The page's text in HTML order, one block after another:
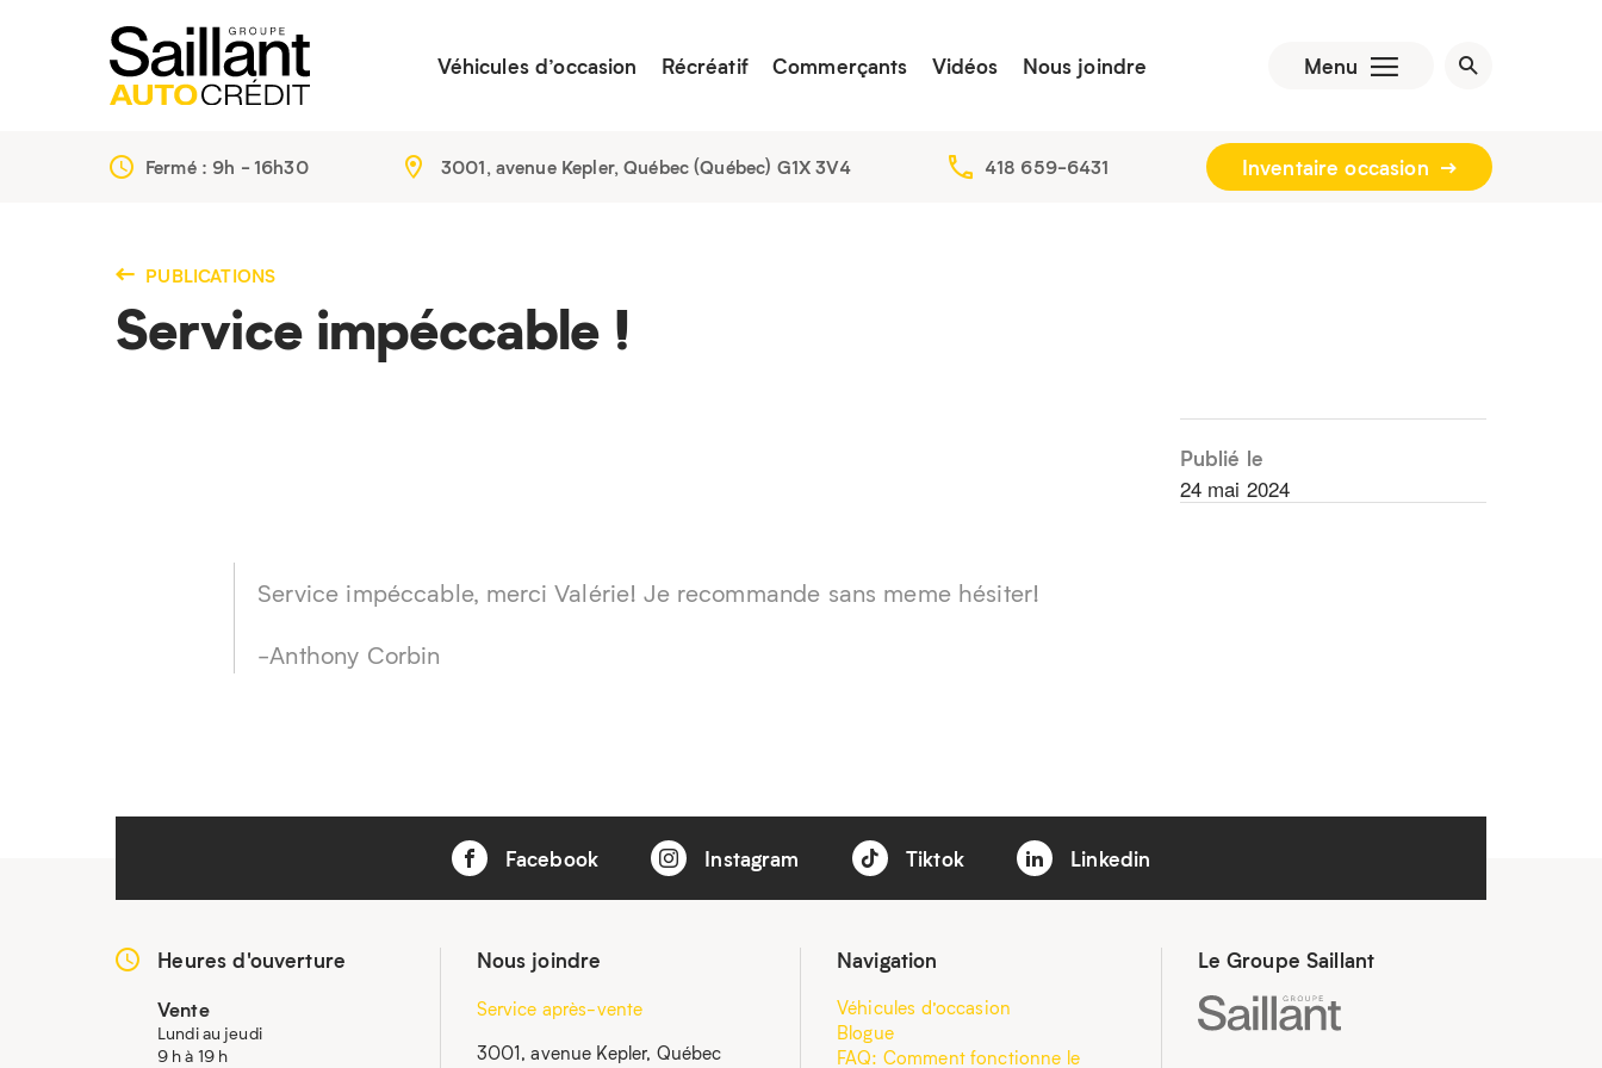
Véhicules d’occasion Récréatif Commerçants Vidéos Nous joindre Menu
Fermé : 9h - 16h30 3001, avenue Kepler, Québec (Québec) G1X 3V4 418 659-6431 Inventaire occasion
PUBLICATIONS
Service impéccable !
Publié le
24 mai 2024
Service impéccable, merci Valérie! Je recommande sans meme hésiter!
-Anthony Corbin
Facebook Instagram Tiktok Linkedin
Heures d'ouverture
Vente
Lundi au jeudi
9 h à 19 h
Nous joindre
Service après-vente
3001, avenue Kepler, Québec
Navigation
Véhicules d’occasion
Blogue
FAQ: Comment fonctionne le
Le Groupe Saillant